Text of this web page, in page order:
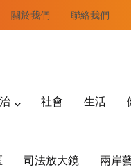
關於我們 聯絡我們
社會 生活
司法放大鏡 兩岸